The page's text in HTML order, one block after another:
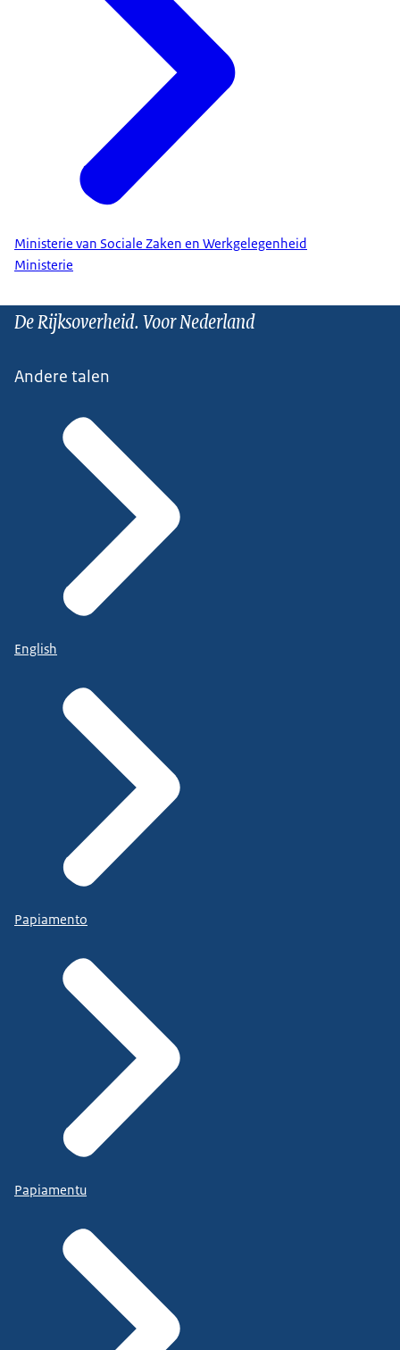
Ministerie van Sociale Zaken en Werkgelegenheid
Ministerie
De Rijksoverheid. Voor Nederland
Andere talen
English
Papiamento
Papiamentu